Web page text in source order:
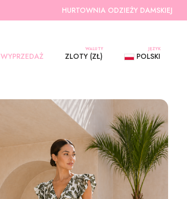
HURTOWNIA ODZIEŻY DAMSKIEJ
WYPRZEDAŻ
WALUTY
ZLOTY (ZŁ)
JĘZYK
POLSKI